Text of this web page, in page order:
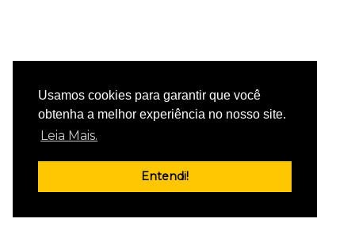
Usamos cookies para garantir que você
obtenha a melhor experiência no nosso site.
Leia Mais.
Entendi!